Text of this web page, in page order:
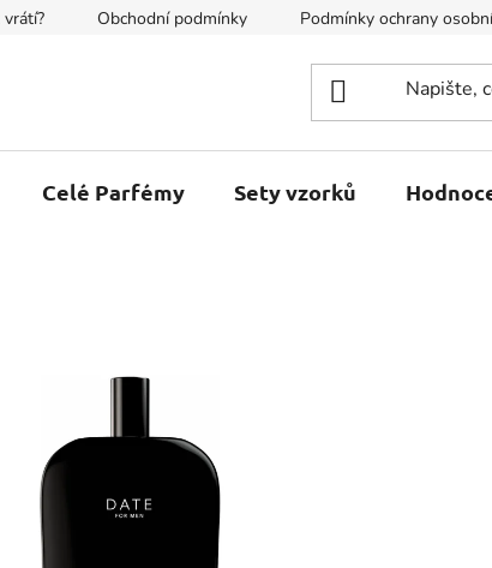
Obchodní podmínky Podmínky ochrany
Celé Parfémy Sety vzorků